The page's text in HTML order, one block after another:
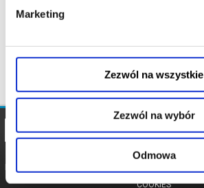
Marketing
Zezwól na wszystkie
Zezwól na wybór
Odmowa
COOKIES